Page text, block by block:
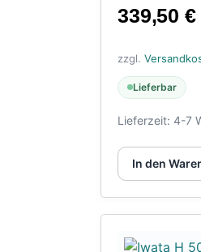
339,50 €
zzgl.
Lieferbar
Lieferzeit:4-7
In den